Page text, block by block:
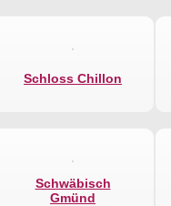
Schloss Chillon
Schwäbisch
Gmünd